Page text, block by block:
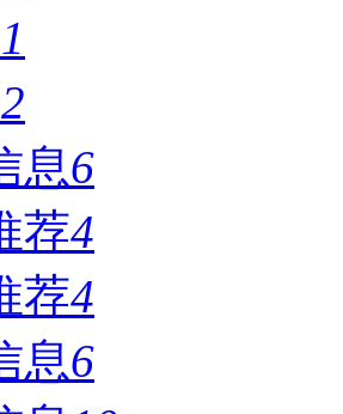
息6
荐4
荐4
息6